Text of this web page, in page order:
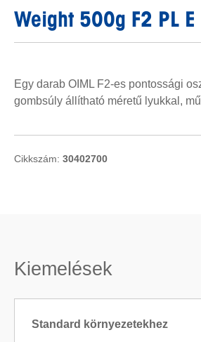
Weight 500g F2 PL E
Egy darab OIML F2-es pontossági
gombsúly állítható méretű lyukkal,
Cikkszám: 30402700
Kiemelések
Standard környezetekhez